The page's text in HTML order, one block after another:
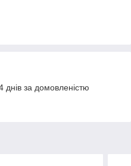
за домовленістю